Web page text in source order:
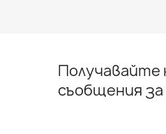
Получавайте
съобщения